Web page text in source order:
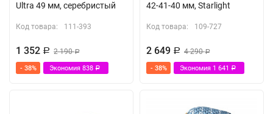
Ultra 49 мм, серебристый
Код товара: 111-393
1 352 Р 2 190Р
- 38% Экономия 838 Р
42-41-40 мм, Starlight
Код товара: 109-727
2 649 Р 4 290Р
- 38% Экономия 1 641 Р